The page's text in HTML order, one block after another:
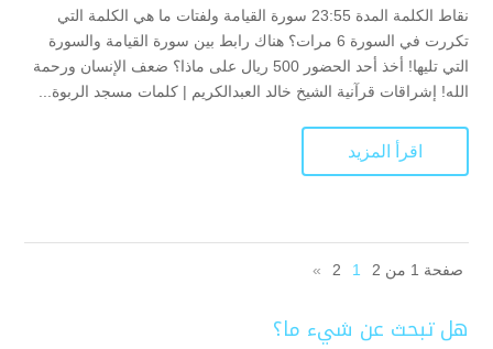
نقاط الكلمة المدة 23:55 سورة القيامة ولفتات ما هي الكلمة التي
تكررت في السورة 6 مرات؟ هناك رابط بين سورة القيامة والسورة
التي تليها! أخذ أحد الحضور 500 ريال على ماذا؟ ضعف الإنسان ورحمة
الله! إشراقات قرآنية الشيخ خالد العبدالكريم | كلمات مسجد الربوة...
اقرأ المزيد
صفحة 1 من 2 1
2
»
هل تبحث عن شيء ما؟